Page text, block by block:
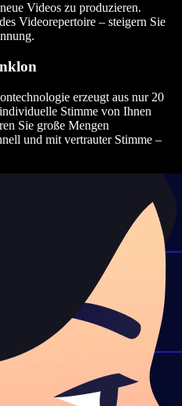
Videos zu produzieren.
Videorepertoire – steigern Sie
erzeugt aus nur 20
Stimme von Ihnen
Sie große Mengen
und mit vertrauter Stimme –